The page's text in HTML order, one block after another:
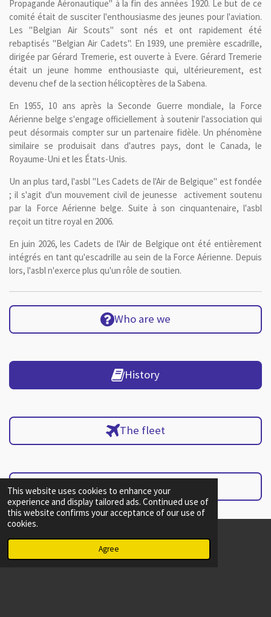
This website uses cookies to enhance your
experience and display tailored ads. Continued use of
this website confirms your acceptance of our use of
cookies.
Agree
Propagande Aéronautique" à la fin des années 1920. Le but de ce
comité était de susciter l'enthousiasme des jeunes pour l'aviation.
Les "Belgian Air Scouts" sont nés et ont rapidement été
rebaptisés "Belgian Air Cadets". En 1939, une première escadrille,
dirigée par Gérard Tremerie, est ouverte à Evere. Gérard Tremerie
était un jeune homme enthousiaste qui, ultérieurement, est
devenu chef de la section hélicoptères de la Sabena.
En 1955, 10 ans après la Seconde Guerre mondiale, la Force
Aérienne belge s'engage officiellement à soutenir l'association qui
peut désormais compter sur un partenaire fidèle. Un phénomène
similaire se produisait dans d'autres pays, dont le Canada, le
Royaume-Uni et les États-Unis.
Un an plus tard, l'asbl "Les Cadets de l'Air de Belgique" est fondée
; il s'agit d'un mouvement civil de jeunesse activement soutenu
par la Force Aérienne belge. Suite à son cinquantenaire, l'asbl
reçoit un titre royal en 2006.
En juin 2026, les Cadets de l'Air de Belgique ont été entièrement
intégrés en tant qu'escadrille au sein de la Force Aérienne. Depuis
lors, l'asbl n'exerce plus qu'un rôle de soutien.
Who are we
History
The fleet
On the map
Privacy Declaration